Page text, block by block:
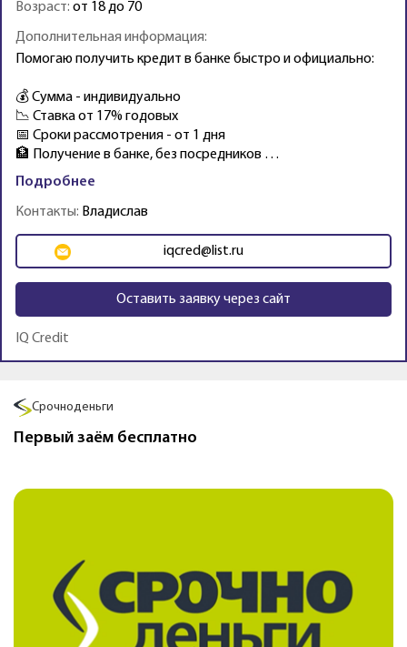
Возраст: от 18 до 70
Дополнительная информация:
Помогаю получить кредит в банке быстро и официально:
💰 Сумма - индивидуально
📉 Ставка от 17% годовых
📅 Сроки рассмотрения - от 1 дня
🏦 Получение в банке, без посредников …
Подробнее
Контакты: Владислав
iqcred@list.ru
Оставить заявку через сайт
IQ Credit
Срочноденьги
Первый заём бесплатно